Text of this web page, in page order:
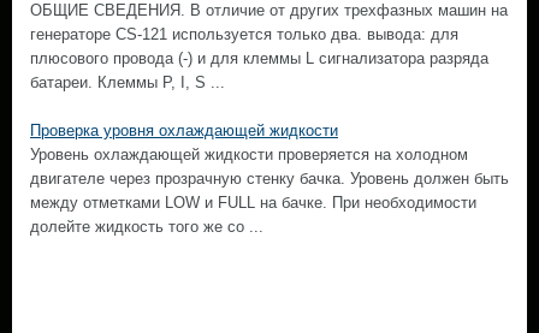
ОБЩИЕ СВЕДЕНИЯ. В отличие от других трехфазных машин на
генераторе CS-121 используется только два. вывода: для
плюсового провода (-) и для клеммы L сигнализатора разряда
батареи. Клеммы Р, I, S ...
Проверка уровня охлаждающей жидкости
Уровень охлаждающей жидкости проверяется на холодном
двигателе через прозрачную стенку бачка. Уровень должен быть
между отметками LOW и FULL на бачке. При необходимости
долейте жидкость того же со ...